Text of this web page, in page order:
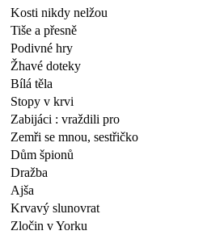
Kosti nikdy nelžou
Tiše a přesně
Podivné hry
Žhavé doteky
Bílá těla
Stopy v krvi
Zabijáci : vraždili pro
Zemři se mnou, sestřičko
Dům špionů
Dražba
Ajša
Krvavý slunovrat
Zločin v Yorku